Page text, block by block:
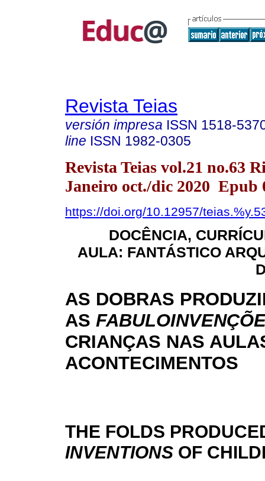
Revista Teias
versión impresa ISSN 1518-
line ISSN 1982-0305
Revista Teias vol.21 no.63
Janeiro oct./dic 2020 Epub
https://doi.org/10.12957/
DOCÊNCIA,
AULA: FANTÁSTICO
AS DOBRAS
AS
CRIANÇAS NAS
ACONTECIMENTOS
THE FOLDS
INVENTIONS OF